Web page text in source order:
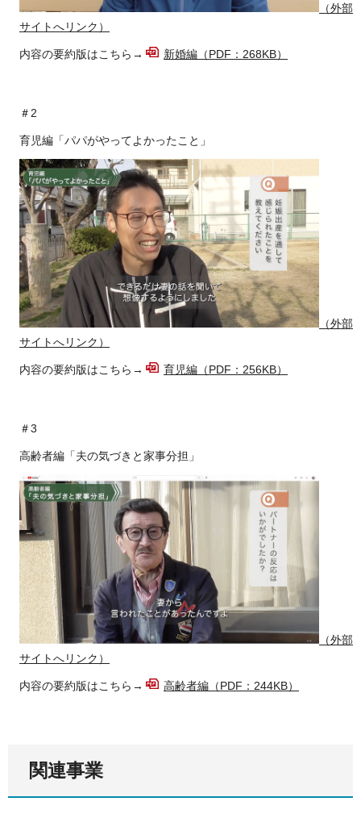
（外部
サイトへリンク）
内容の要約版はこちら→ 新婚編（PDF：268KB）
＃2
育児編「パパがやってよかったこと」
（外部
サイトへリンク）
内容の要約版はこちら→ 育児編（PDF：256KB）
＃3
高齢者編「夫の気づきと家事分担」
（外部
サイトへリンク）
内容の要約版はこちら→ 高齢者編（PDF：244KB）
関連事業